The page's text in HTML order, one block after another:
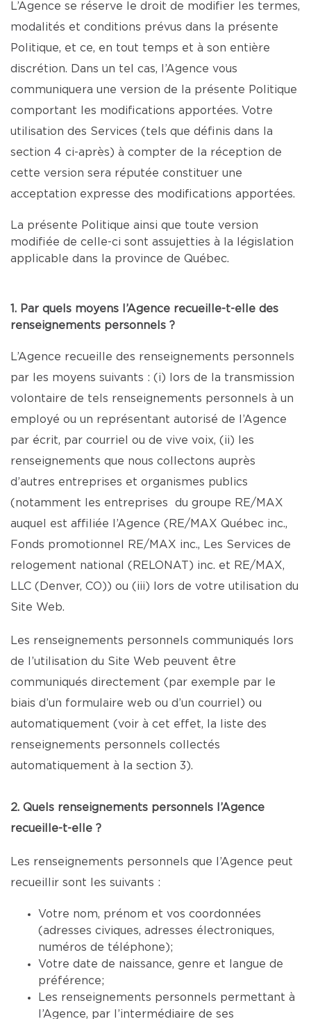
L’Agence se réserve le droit de modifier les termes,
modalités et conditions prévus dans la présente
Politique, et ce, en tout temps et à son entière
discrétion. Dans un tel cas, l’Agence vous
communiquera une version de la présente Politique
comportant les modifications apportées. Votre
utilisation des Services (tels que définis dans la
section 4 ci-après) à compter de la réception de
cette version sera réputée constituer une
acceptation expresse des modifications apportées.
La présente Politique ainsi que toute version
modifiée de celle-ci sont assujetties à la législation
applicable dans la province de Québec.
1. Par quels moyens l’Agence recueille-t-elle des
renseignements personnels ?
L’Agence recueille des renseignements personnels
par les moyens suivants : (i) lors de la transmission
volontaire de tels renseignements personnels à un
employé ou un représentant autorisé de l’Agence
par écrit, par courriel ou de vive voix, (ii) les
renseignements que nous collectons auprès
d’autres entreprises et organismes publics
(notamment les entreprises du groupe RE/MAX
auquel est affiliée l’Agence (RE/MAX Québec inc.,
Fonds promotionnel RE/MAX inc., Les Services de
relogement national (RELONAT) inc. et RE/MAX,
LLC (Denver, CO)) ou (iii) lors de votre utilisation du
Site Web.
Les renseignements personnels communiqués lors
de l’utilisation du Site Web peuvent être
communiqués directement (par exemple par le
biais d’un formulaire web ou d’un courriel) ou
automatiquement (voir à cet effet, la liste des
renseignements personnels collectés
automatiquement à la section 3).
2. Quels renseignements personnels l’Agence
recueille-t-elle ?
Les renseignements personnels que l’Agence peut
recueillir sont les suivants :
Votre nom, prénom et vos coordonnées
(adresses civiques, adresses électroniques,
numéros de téléphone);
Votre date de naissance, genre et langue de
préférence;
Les renseignements personnels permettant à
l’Agence, par l’intermédiaire de ses